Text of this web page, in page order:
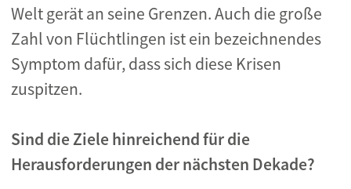
Welt gerät an seine Grenzen. Auch die große
Zahl von Flüchtlingen ist ein bezeichnendes
Symptom dafür, dass sich diese Krisen
zuspitzen.
Sind die Ziele hinreichend für die
Herausforderungen der nächsten Dekade?